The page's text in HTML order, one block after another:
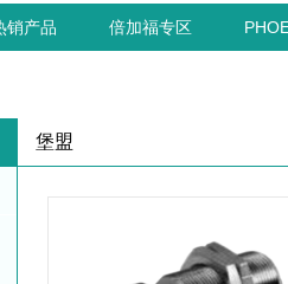
销产品 倍加福专区
堡盟